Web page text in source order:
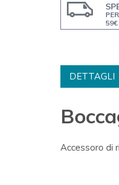
59€
DETTAGLI
Accessoro di